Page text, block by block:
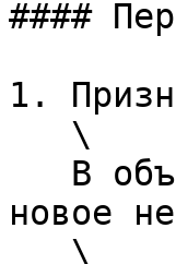
####
1.
новое